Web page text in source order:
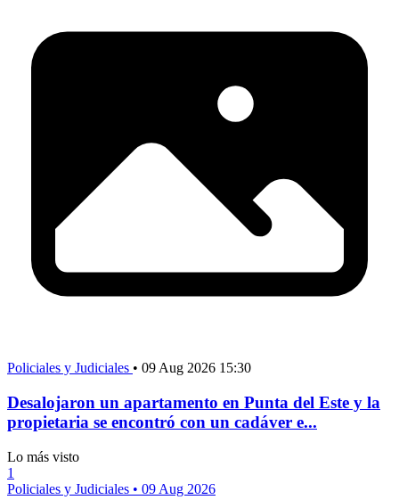
Policiales y Judiciales • 09 Aug 2026 15:30
Desalojaron un apartamento en Punta del Este y la
propietaria se encontró con un cadáver e...
Lo más visto
1
Policiales y Judiciales • 09 Aug 2026